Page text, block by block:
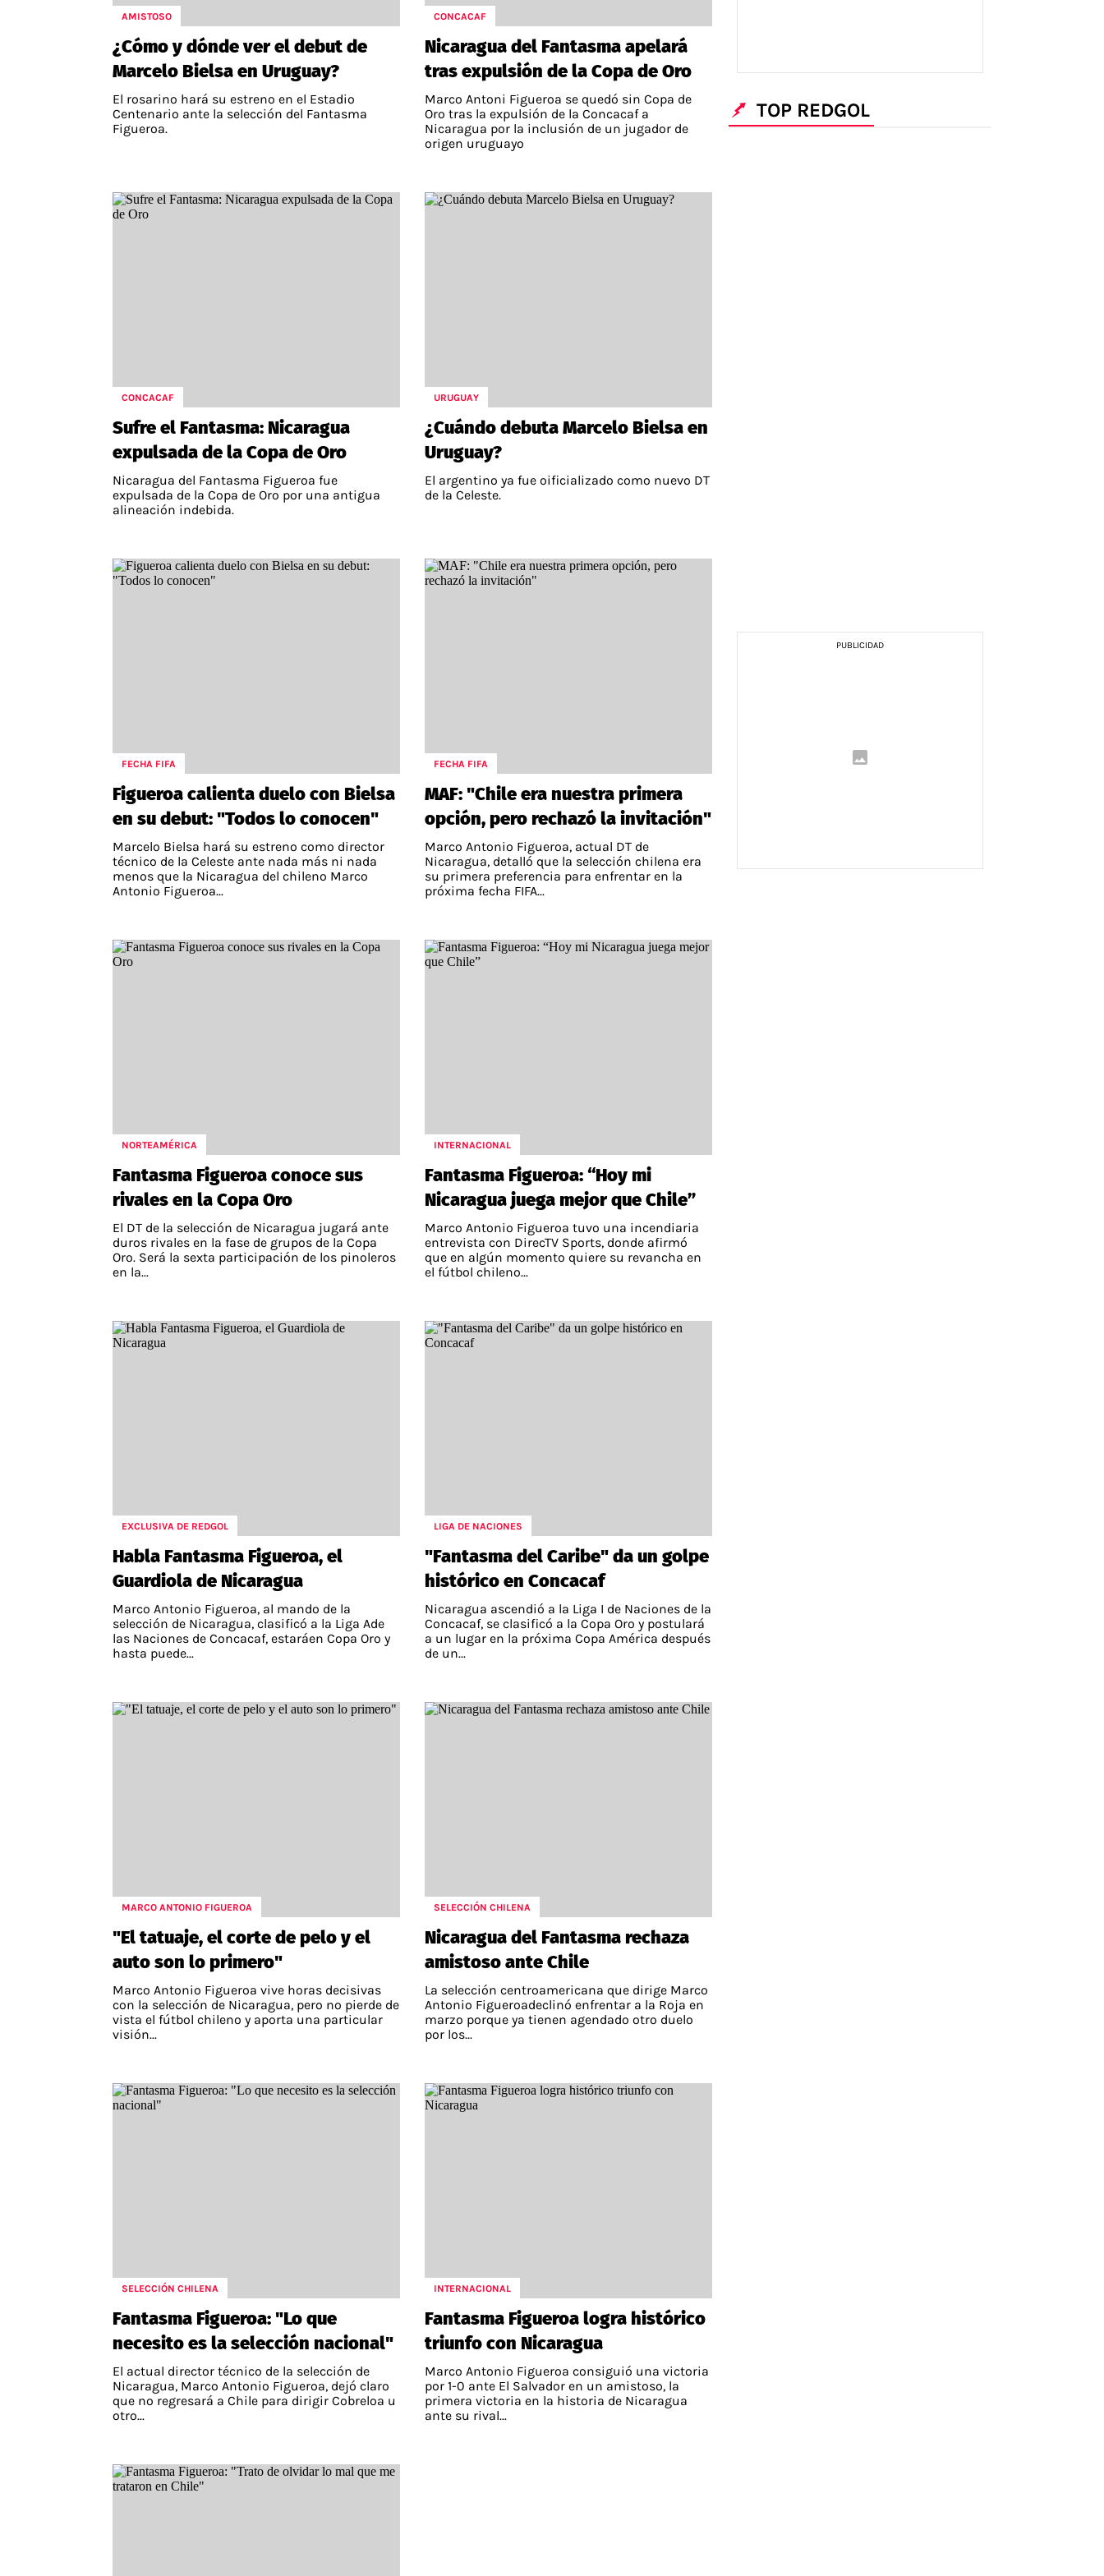
Pronósticos
AMISTOSO
¿Cómo y dónde ver el debut de
Marcelo Bielsa en Uruguay?
El rosarino hará su estreno en el Estadio
Centenario ante la selección del Fantasma
Figueroa.
CONCACAF
Nicaragua del Fantasma apelará
tras expulsión de la Copa de Oro
Marco Antoni Figueroa se quedó sin Copa de
Oro tras la expulsión de la Concacaf a
Nicaragua por la inclusión de un jugador de
origen uruguayo
CONCACAF
Sufre el Fantasma: Nicaragua
expulsada de la Copa de Oro
Nicaragua del Fantasma Figueroa fue
expulsada de la Copa de Oro por una antigua
alineación indebida.
URUGUAY
¿Cuándo debuta Marcelo Bielsa en
Uruguay?
El argentino ya fue oificializado como nuevo DT
de la Celeste.
FECHA FIFA
Figueroa calienta duelo con Bielsa
en su debut: "Todos lo conocen"
Marcelo Bielsa hará su estreno como director
técnico de la Celeste ante nada más ni nada
menos que la Nicaragua del chileno Marco
Antonio Figueroa...
FECHA FIFA
MAF: "Chile era nuestra primera
opción, pero rechazó la invitación"
Marco Antonio Figueroa, actual DT de
Nicaragua, detalló que la selección chilena era
su primera preferencia para enfrentar en la
próxima fecha FIFA...
NORTEAMÉRICA
Fantasma Figueroa conoce sus
rivales en la Copa Oro
El DT de la selección de Nicaragua jugará ante
duros rivales en la fase de grupos de la Copa
Oro. Será la sexta participación de los pinoleros
en la...
INTERNACIONAL
Fantasma Figueroa: “Hoy mi
Nicaragua juega mejor que Chile”
Marco Antonio Figueroa tuvo una incendiaria
entrevista con DirecTV Sports, donde afirmó
que en algún momento quiere su revancha en
el fútbol chileno...
EXCLUSIVA DE REDGOL
Habla Fantasma Figueroa, el
Guardiola de Nicaragua
Marco Antonio Figueroa, al mando de la
selección de Nicaragua, clasificó a la Liga Ade
las Naciones de Concacaf, estaráen Copa Oro y
hasta puede...
LIGA DE NACIONES
"Fantasma del Caribe" da un golpe
histórico en Concacaf
Nicaragua ascendió a la Liga I de Naciones de la
Concacaf, se clasificó a la Copa Oro y postulará
a un lugar en la próxima Copa América después
de un...
MARCO ANTONIO FIGUEROA
"El tatuaje, el corte de pelo y el
auto son lo primero"
Marco Antonio Figueroa vive horas decisivas
con la selección de Nicaragua, pero no pierde de
vista el fútbol chileno y aporta una particular
visión...
SELECCIÓN CHILENA
Nicaragua del Fantasma rechaza
amistoso ante Chile
La selección centroamericana que dirige Marco
Antonio Figueroadeclinó enfrentar a la Roja en
marzo porque ya tienen agendado otro duelo
por los...
SELECCIÓN CHILENA
Fantasma Figueroa: "Lo que
necesito es la selección nacional"
El actual director técnico de la selección de
Nicaragua, Marco Antonio Figueroa, dejó claro
que no regresará a Chile para dirigir Cobreloa u
otro...
INTERNACIONAL
Fantasma Figueroa logra histórico
triunfo con Nicaragua
Marco Antonio Figueroa consiguió una victoria
por 1-0 ante El Salvador en un amistoso, la
primera victoria en la historia de Nicaragua
ante su rival...
TOP REDGOL